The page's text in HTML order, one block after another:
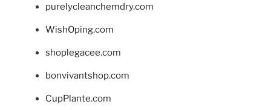
purelycleanchemdry.com
WishOping.com
shoplegacee.com
bonvivantshop.com
CupPlante.com